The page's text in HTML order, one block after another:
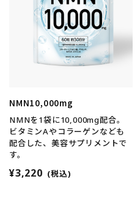
NMN10,000mg
NMNを1袋に10,000mg配合。
ビタミンAやコラーゲンなども
配合した、美容サプリメントで
す。
¥3,220 (税込)